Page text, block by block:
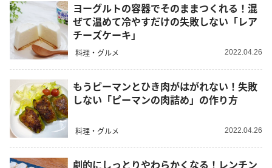
ヨーグルトの容器でそのままつくれる！混
ぜて温めて冷やすだけの失敗しない「レア
チーズケーキ」
料理・グルメ 2022.04.26
もうピーマンとひき肉がはがれない！失敗
しない「ピーマンの肉詰め」の作り方
料理・グルメ 2022.04.26
劇的にしっとりやわらかくなる！レンチン